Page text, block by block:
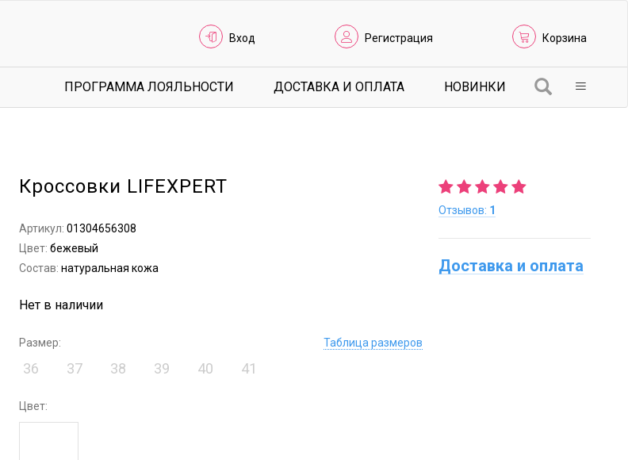
Вход Регистрация Корзина
ПРОГРАММА ЛОЯЛЬНОСТИ ДОСТАВКА И ОПЛАТА НОВИНКИ
Кроссовки LIFEXPERT
Артикул:01304656308
Цвет:бежевый
Состав:натуральная кожа
Нет в наличии
Размер: Таблица размеров
36 37 38 39 40 41
Цвет:
Отзывов: 1
Доставка и оплата